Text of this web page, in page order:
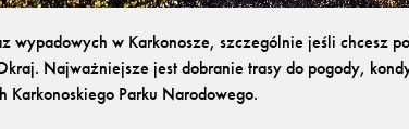
wypadowych w Karkonosze, szczególnie jeśli chcesz
Najważniejsze jest dobranie trasy do pogody,
Karkonoskiego Parku Narodowego.